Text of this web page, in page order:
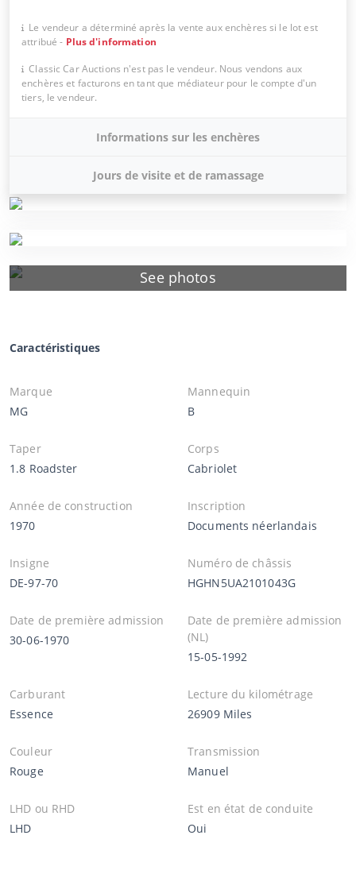
See photos
Le vendeur a déterminé après la vente aux enchères si le lot est
attribué - Plus d'information
Classic Car Auctions n'est pas le vendeur. Nous vendons aux
enchères et facturons en tant que médiateur pour le compte d'un
tiers, le vendeur.
Informations sur les enchères
Jours de visite et de ramassage
Caractéristiques
Marque
MG
Mannequin
B
Taper
1.8 Roadster
Corps
Cabriolet
Année de construction
1970
Inscription
Documents néerlandais
Insigne
DE-97-70
Numéro de châssis
HGHN5UA2101043G
Date de première admission
30-06-1970
Date de première admission
(NL)
15-05-1992
Carburant
Essence
Lecture du kilométrage
26909 Miles
Couleur
Rouge
Transmission
Manuel
LHD ou RHD
LHD
Est en état de conduite
Oui